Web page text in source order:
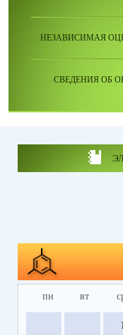
НЕЗАВИСИМАЯ
СВЕДЕНИЯ ОБ
пн вт